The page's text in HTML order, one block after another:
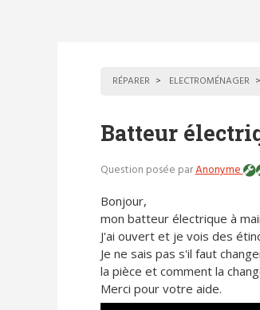
RÉPARER ELECTROMÉNAGER
Batteur
Question posée parAnonyme
Bonjour,
mon batteur électrique à
J'ai ouvert et je vois des
Je ne sais pas s'il faut
la pièce et comment la
Merci pour votre aide.